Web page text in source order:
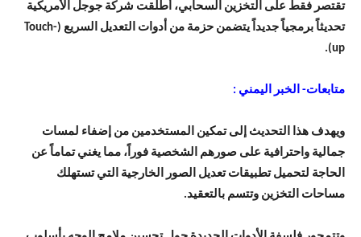
تقتصر فقط على التخزين السحابي، أطلقت شركة جوجل الأمريكية
تحديثاً برمجياً جديداً يتضمن حزمة من أدوات التعديل السريع (Touch-
up).
متابعات- الخبر اليمني :
ويهدف هذا التحديث إلى تمكين المستخدمين من إضفاء لمسات
جمالية واحترافية على صورهم الشخصية فوراً، مما يغني تماماً عن
الحاجة لتحميل تطبيقات تعديل الصور الخارجية التي تستهلك
مساحات التخزين وتتسم بالتعقيد.